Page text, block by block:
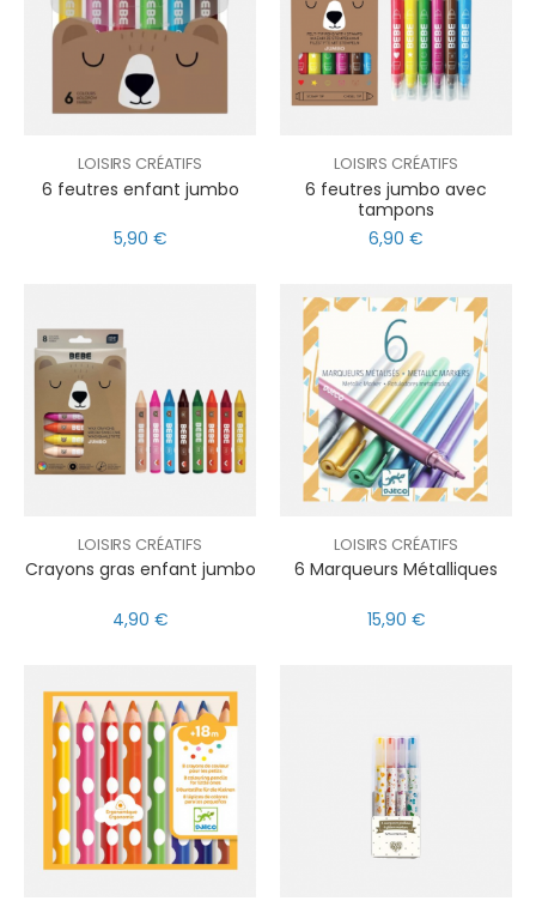
LOISIRS CRÉATIFS
6 feutres enfant jumbo
5,90 €
LOISIRS CRÉATIFS
6 feutres jumbo avec
tampons
6,90 €
LOISIRS CRÉATIFS
Crayons gras enfant jumbo
4,90 €
LOISIRS CRÉATIFS
6 Marqueurs Métalliques
15,90 €